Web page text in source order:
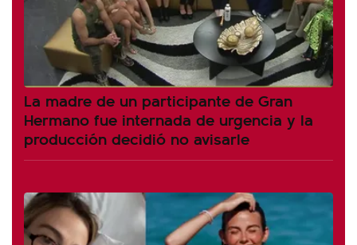
La madre de un participante de Gran
Hermano fue internada de urgencia y la
producción decidió no avisarle